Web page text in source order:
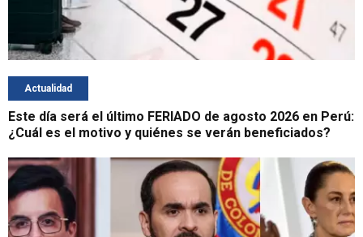
Actualidad
Este día será el último FERIADO de agosto 2026 en Perú:
¿Cuál es el motivo y quiénes se verán beneficiados?